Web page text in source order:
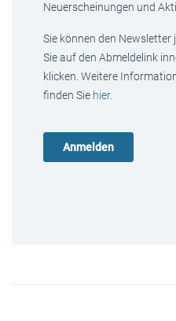
Neuerscheinungen und
Sie können den Newsletter
Sie auf den Abmeldelink
klicken. Weitere
finden Sie hier.